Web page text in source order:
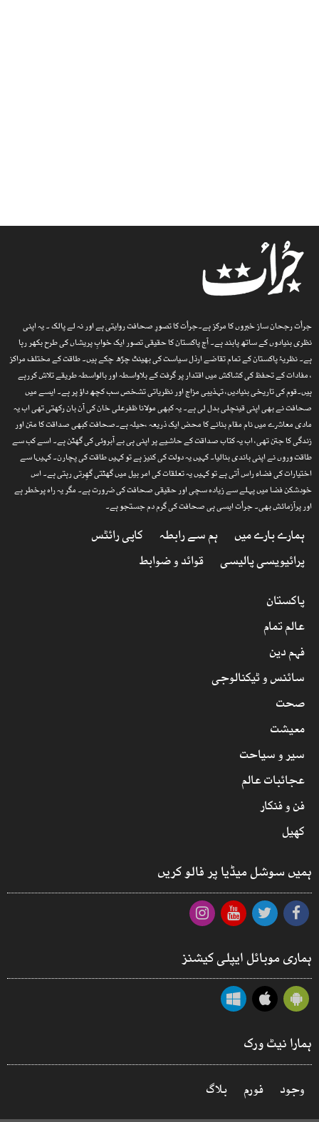
جرأت رجحان ساز خبروں کا مرکز ہے۔جرأت کا تصورِ صحافت روایتی ہے اور نہ لے پالک ۔ یہ اپنی
نظری بنیادوں کے ساتھ پابند ہے۔ آج پاکستان کا حقیقی تصور ایک خوابِ پریشاں کی طرح بکھر رہا
ہے۔ نظریۂ پاکستان کے تمام تقاضے ارذل سیاست کی بھینٹ چڑھ چکے ہیں۔ طاقت کے مختلف مراکز
، مفادات کے تحفظ کی کشاکش میں اقتدار پر گرفت کے بلاواسطہ اور بالواسطہ طریقے تلاش کررہے
ہیں۔قوم کی تاریخی بنیادیں، تہذیبی مزاج اور نظریاتی تشخص سب کچھ داؤ پر ہے۔ ایسے میں
صحافت نے بھی اپنی قینچلی بدل لی ہے۔ یہ کبھی مولانا ظفرعلی خان کی آن بان رکھتی تھی اب یہ
مادی معاشرے میں نام مقام بنانے کا محض ایک ذریعہ ،حیلہ ہے۔صحافت کبھی صداقت کا متن اور
زندگی کا جتن تھی، اب یہ کتاب صداقت کے حاشیے پر اپنی ہی بے آبروئی کی گھٹن ہے۔ اسے کب سے
طاقت وروں نے اپنی باندی بنالیا۔ کہیں یہ دولت کی کنیز ہے تو کہیں طاقت کی پچارن۔ کہیںا سے
اختیارات کی فضاء راس آتی ہے تو کہیں یہ تعلقات کی امر بیل میں گھٹتی گھِرتی رہتی ہے۔ اس
خودشکن فضا میں پہلے سے زیادہ سچی اور حقیقی صحافت کی ضرورت ہے۔ مگر یہ راہ پرخطر ہے
اور پرآزمائش بھی۔ جرأت ایسی ہی صحافت کی گرم دم جستجو ہے۔
ہمارے بارے میں ہم سے رابطہ
کاپی رائٹس
پرائیویسی پالیسی
قوائد و ضوابط
پاکستان
عالم تمام
فہم دین
سائنس و ٹیکنالوجی
صحت
معیشت
سیر و سیاحت
عجائبات عالم
فن و فنکار
کھیل
ہمیں سوشل میڈیا پر فالو کریں
ہماری موبائل ایپلی کیشنز
ہمارا نیٹ ورک
وجود فورم بلاگ